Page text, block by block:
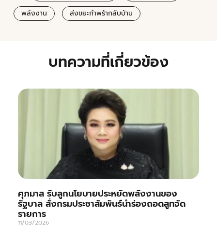
พลังงาน
ส่งขยะกำพร้ากลับบ้าน
บทความที่เกี่ยวข้อง
ศุภมาส รับลูกนโยบายประหยัดพลังงานของ
รัฐบาล สั่งกรมประชาสัมพันธ์นำร่องถอดสูทจัด
รายการ
11/03/2026